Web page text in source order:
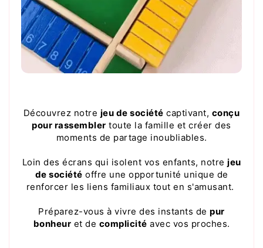
Découvrez notre jeu de société captivant, conçu
pour rassembler toute la famille et créer des
moments de partage inoubliables.
Loin des écrans qui isolent vos enfants, notre jeu
de société offre une opportunité unique de
renforcer les liens familiaux tout en s'amusant.
Préparez-vous à vivre des instants depur
bonheur et de complicité avec vos proches.